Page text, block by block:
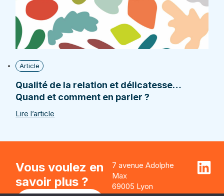
Article
Qualité de la relation et délicatesse…
Quand et comment en parler ?
Lire l’article
Vous voulez en
savoir plus ?
7 avenue Adolphe
Max
69005 Lyon